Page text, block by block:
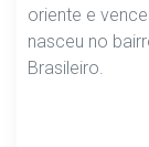
oriente e
nasceu no
Brasileiro.